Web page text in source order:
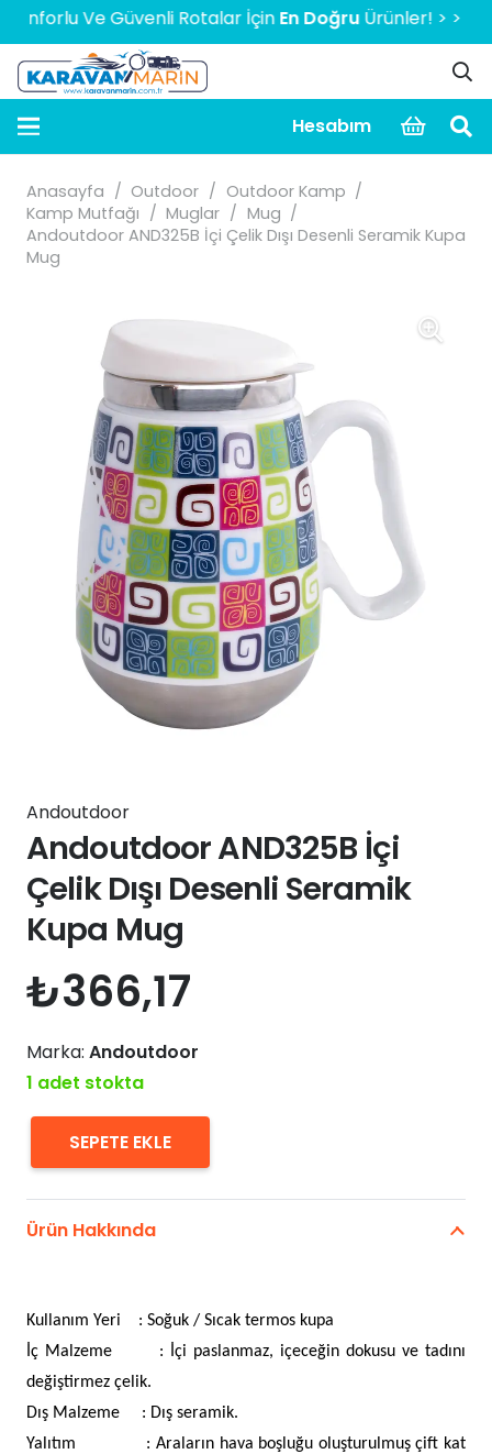
Ve Güvenli Rotalar İçinEn DoğruÜrünler! > > > > >
Hesabım
Anasayfa / Outdoor / Outdoor Kamp /
Kamp Mutfağı / Muglar / Mug /
Andoutdoor AND325B İçi Çelik Dışı Desenli Seramik Kupa
Mug
Andoutdoor
Andoutdoor AND325B İçi
Çelik Dışı Desenli Seramik
Kupa Mug
₺366,17
Marka: Andoutdoor
1 adet stokta
Andoutdoor
İçi
Desenli
Seramik
Kupa
Mug
adet
SEPETE EKLE
Ürün Hakkında
Kullanım Yeri : Soğuk / Sıcak termos kupa
İç Malzeme : İçi paslanmaz, içeceğin dokusu ve tadını
değiştirmez çelik.
Dış Malzeme : Dış seramik.
Yalıtım : Araların hava boşluğu oluşturulmuş çift kat